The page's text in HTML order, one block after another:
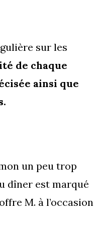
sur les
de chaque
ainsi que
un peu trop
dîner est marqué
M. à l’occasion